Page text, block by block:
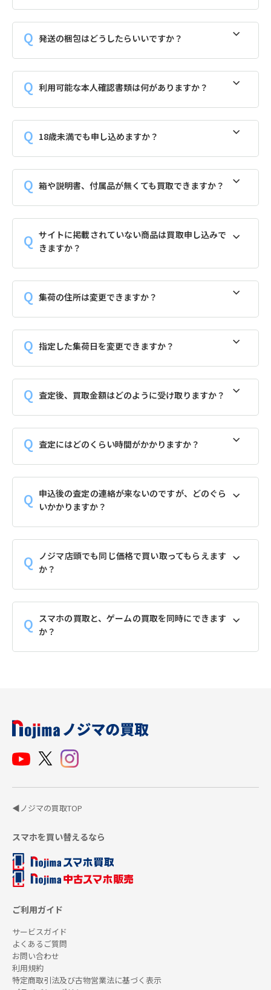
発送の梱包はどうしたらいいですか？
利用可能な本人確認書類は何がありますか？
18歳未満でも申し込めますか？
箱や説明書、付属品が無くても買取できますか？
サイトに掲載されていない商品は買取申し込みで
きますか？
集荷の住所は変更できますか？
指定した集荷日を変更できますか？
査定後、買取金額はどのように受け取りますか？
査定にはどのくらい時間がかかりますか？
申込後の査定の連絡が来ないのですが、どのぐら
いかかりますか？
ノジマ店頭でも同じ価格で買い取ってもらえます
か？
スマホの買取と、ゲームの買取を同時にできます
か？
◀ノジマの買取TOP
スマホを買い替えるなら
ご利用ガイド
サービスガイド
よくあるご質問
お問い合わせ
利用規約
特定商取引法及び古物営業法に基づく表示